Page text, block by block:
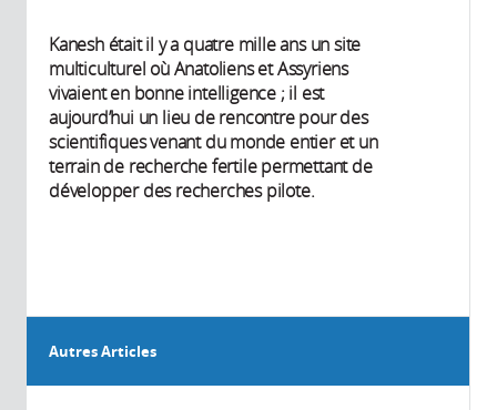
Kanesh était il y a quatre mille ans un site
multiculturel où Anatoliens et Assyriens
vivaient en bonne intelligence ; il est
aujourd’hui un lieu de rencontre pour des
scientifiques venant du monde entier et un
terrain de recherche fertile permettant de
développer des recherches pilote.
Autres Articles